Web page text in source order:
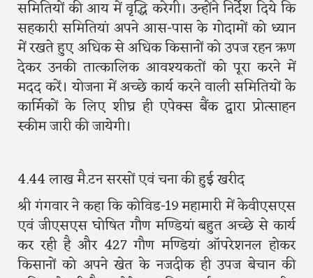
समितियों की आय में वृद्धि करेगी। उन्होंने निर्देश दिये कि
सहकारी समितियां अपने आस-पास के गोदामों को ध्यान
में रखते हुए अधिक से अधिक किसानों को उपज रहन ऋण
देकर उनकी तात्कालिक आवश्यकतों को पूरा करने में
मदद करें। योजना में अच्छे कार्य करने वाली समितियों के
कार्मिकों के लिए शीघ्र ही एपेक्स बैंक द्वारा प्रोत्साहन
स्कीम जारी की जायेगी।
4.44 लाख मै.टन सरसों एवं चना की हुई खरीद
श्री गंगवार ने कहा कि कोविड-19 महामारी में केवीएसएस
एवं जीएसएस घोषित गौण मण्डियां बहुत अच्छे से कार्य
कर रही है और 427 गौण मण्डियां ऑपरेशनल होकर
किसानों को अपने खेत के नजदीक ही उपज बेचान की